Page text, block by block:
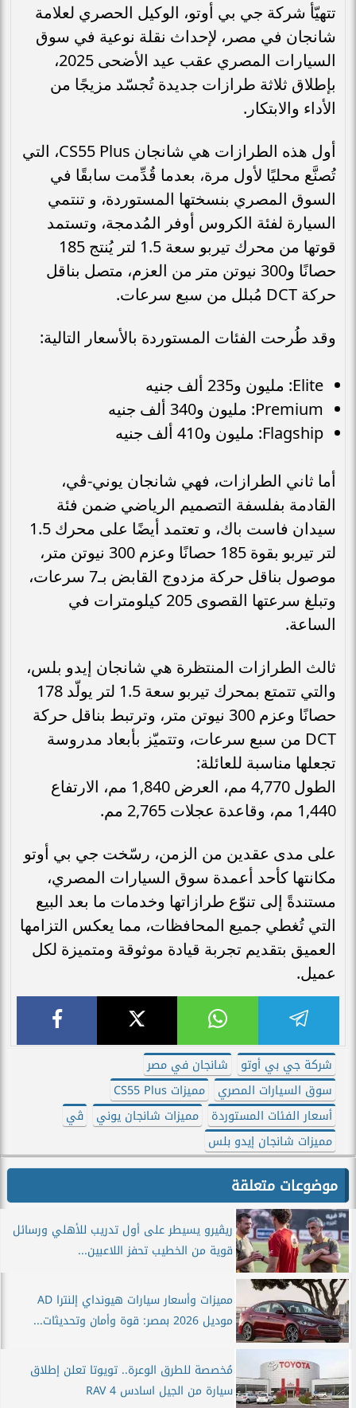
تتهيّأ شركة جي بي أوتو، الوكيل الحصري لعلامة
شانجان في مصر، لإحداث نقلة نوعية في سوق
السيارات المصري عقب عيد الأضحى 2025،
بإطلاق ثلاثة طرازات جديدة تُجسّد مزيجًا من
الأداء والابتكار.
أول هذه الطرازات هي شانجان CS55 Plus، التي
تُصنَّع محليًا لأول مرة، بعدما قُدِّمت سابقًا في
السوق المصري بنسختها المستوردة، و تنتمي
السيارة لفئة الكروس أوفر المُدمجة، وتستمد
قوتها من محرك تيربو سعة 1.5 لتر يُنتج 185
حصانًا و300 نيوتن متر من العزم، متصل بناقل
حركة DCT مُبلل من سبع سرعات.
وقد طُرحت الفئات المستوردة بالأسعار التالية:
Elite: مليون و235 ألف جنيه
Premium: مليون و340 ألف جنيه
Flagship: مليون و410 ألف جنيه
أما ثاني الطرازات، فهي شانجان يوني-ڤي،
القادمة بفلسفة التصميم الرياضي ضمن فئة
سيدان فاست باك، و تعتمد أيضًا على محرك 1.5
لتر تيربو بقوة 185 حصانًا وعزم 300 نيوتن متر،
موصول بناقل حركة مزدوج القابض بـ7 سرعات،
وتبلغ سرعتها القصوى 205 كيلومترات في
الساعة.
ثالث الطرازات المنتظرة هي شانجان إيدو بلس،
والتي تتمتع بمحرك تيربو سعة 1.5 لتر يولّد 178
حصانًا وعزم 300 نيوتن متر، وترتبط بناقل حركة
DCT من سبع سرعات، وتتميّز بأبعاد مدروسة
تجعلها مناسبة للعائلة:
الطول 4,770 مم، العرض 1,840 مم، الارتفاع
1,440 مم، وقاعدة عجلات 2,765 مم.
على مدى عقدين من الزمن، رسّخت جي بي أوتو
مكانتها كأحد أعمدة سوق السيارات المصري،
مستندةً إلى تنوّع طرازاتها وخدمات ما بعد البيع
التي تُغطي جميع المحافظات، مما يعكس التزامها
العميق بتقديم تجربة قيادة موثوقة ومتميزة لكل
عميل.
شركة جي بي أوتو
شانجان في مصر
سوق السيارات المصري
مميزات CS55 Plus
أسعار الفئات المستوردة
مميزات شانجان يوني
ڤي
مميزات شانجان إيدو بلس
موضوعات متعلقة
ريڤيرو يسيطر على أول تدريب للأهلي ورسائل
قوية من الخطيب تحفز اللاعبين...
مميزات وأسعار سيارات هيونداي إلنترا AD
موديل 2026 بمصر: قوة وأمان وتحديثات...
مُخصصة للطرق الوعرة.. تويوتا تعلن إطلاق
سيارة من الجيل اسادس RAV 4